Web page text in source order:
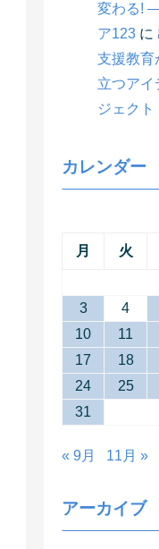
変わる!
ア123 に
支援教
立つアイ
ジェクト
カレンダー
月 火
3
4
10
11
17
18
24
25
31
« 9月 11月 »
アーカイブ